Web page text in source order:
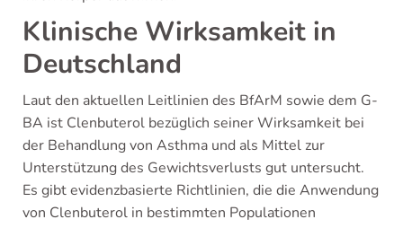
Klinische Wirksamkeit in
Deutschland
Laut den aktuellen Leitlinien des BfArM sowie dem G-
BA ist Clenbuterol bezüglich seiner Wirksamkeit bei
der Behandlung von Asthma und als Mittel zur
Unterstützung des Gewichtsverlusts gut untersucht.
Es gibt evidenzbasierte Richtlinien, die die Anwendung
von Clenbuterol in bestimmten Populationen